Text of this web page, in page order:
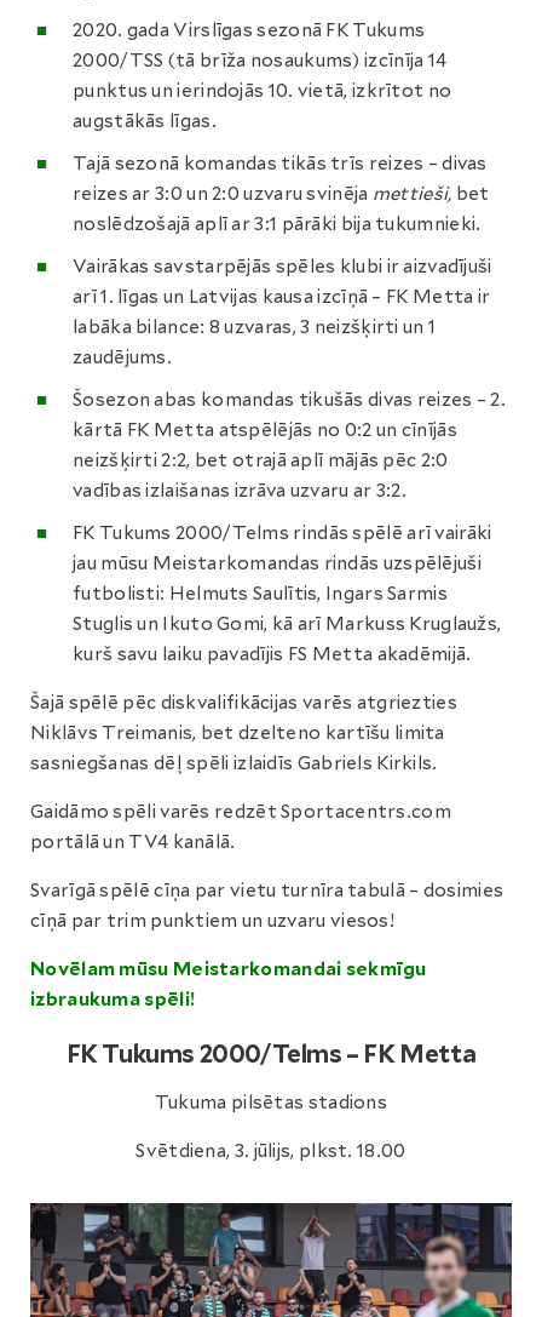
2020. gada Virslīgas sezonā FK Tukums
2000/TSS (tā brīža nosaukums) izcīnīja 14
punktus un ierindojās 10. vietā, izkrītot no
augstākās līgas.
Tajā sezonā komandas tikās trīs reizes – divas
reizes ar 3:0 un 2:0 uzvaru svinēja mettieši, bet
noslēdzošajā aplī ar 3:1 pārāki bija tukumnieki.
Vairākas savstarpējās spēles klubi ir aizvadījuši
arī 1. līgas un Latvijas kausa izcīņā – FK Metta ir
labāka bilance: 8 uzvaras, 3 neizšķirti un 1
zaudējums.
Šosezon abas komandas tikušās divas reizes – 2.
kārtā FK Metta atspēlējās no 0:2 un cīnījās
neizšķirti 2:2, bet otrajā aplī mājās pēc 2:0
vadības izlaišanas izrāva uzvaru ar 3:2.
FK Tukums 2000/Telms rindās spēlē arī vairāki
jau mūsu Meistarkomandas rindās uzspēlējuši
futbolisti: Helmuts Saulītis, Ingars Sarmis
Stuglis un Ikuto Gomi, kā arī Markuss Kruglaužs,
kurš savu laiku pavadījis FS Metta akadēmijā.
Šajā spēlē pēc diskvalifikācijas varēs atgriezties
Niklāvs Treimanis, bet dzelteno kartīšu limita
sasniegšanas dēļ spēli izlaidīs Gabriels Kirkils.
Gaidāmo spēli varēs redzēt Sportacentrs.com
portālā un TV4 kanālā.
Svarīgā spēlē cīņa par vietu turnīra tabulā – dosimies
cīņā par trim punktiem un uzvaru viesos!
Novēlam mūsu Meistarkomandai sekmīgu
izbraukuma spēli!
FK Tukums 2000/Telms – FK Metta
Tukuma pilsētas stadions
Svētdiena, 3. jūlijs, plkst. 18.00